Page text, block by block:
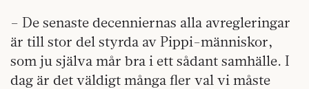
– De senaste decenniernas alla avregleringar
är till stor del styrda av Pippi-människor,
som ju själva mår bra i ett sådant samhälle. I
dag är det väldigt många fler val vi måste